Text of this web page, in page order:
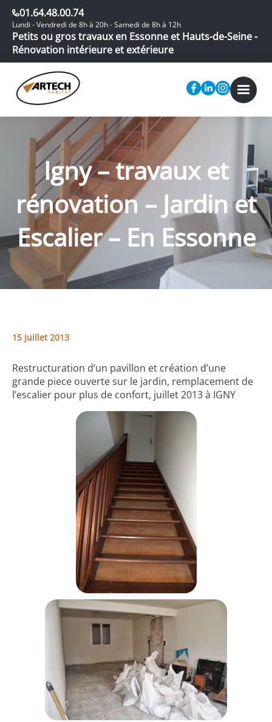
01.64.48.00.74
Lundi - Vendredi de 8h à 20h - Samedi de 8h à 12h
Petits ou gros travaux en Essonne et Hauts-de-Seine -
Rénovation intérieure et extérieure
Igny – travaux et
rénovation – Jardin et
Escalier – En Essonne
15 juillet 2013
Restructuration d’un pavillon et création d’une
grande piece ouverte sur le jardin, remplacement de
l’escalier pour plus de confort, juillet 2013 à IGNY